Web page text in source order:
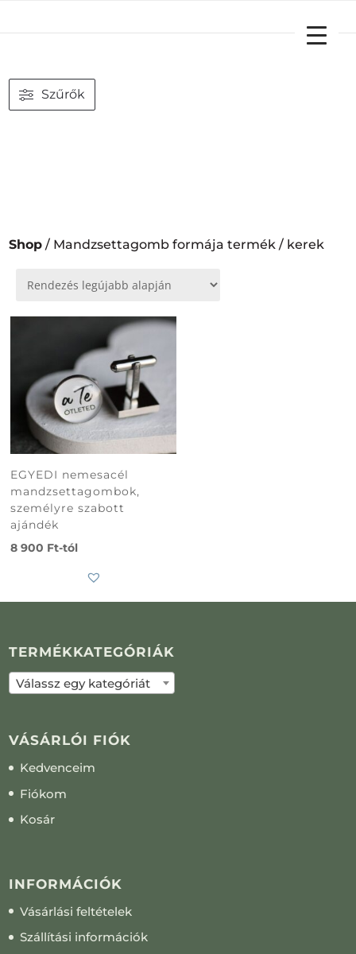
Shop / Mandzsettagomb formája termék / kerek
EGYEDI nemesacél
mandzsettagombok,
személyre szabott
ajándék
8 900 Ft-tól
Szűrők
TERMÉKKATEGÓRIÁK
Válassz egy kategóriát
VÁSÁRLÓI FIÓK
Kedvenceim
Fiókom
Kosár
INFORMÁCIÓK
Vásárlási feltételek
Szállítási információk
YOUR CART
Subtotal